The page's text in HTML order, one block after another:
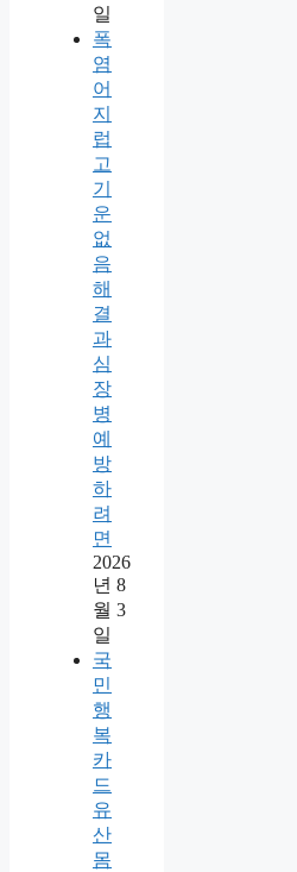
일
폭
염
어
지
럽
고
기
운
없
음
해
결
과
심
장
병
예
방
하
려
면
2026
년 8
월 3
일
국
민
행
복
카
드
유
산
몸